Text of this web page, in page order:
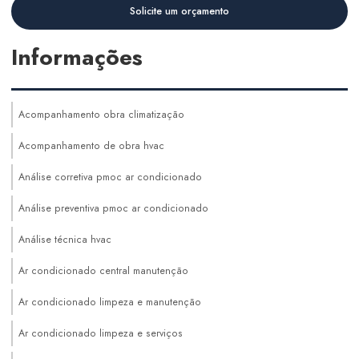
Solicite um orçamento
Informações
Acompanhamento obra climatização
Acompanhamento de obra hvac
Análise corretiva pmoc ar condicionado
Análise preventiva pmoc ar condicionado
Análise técnica hvac
Ar condicionado central manutenção
Ar condicionado limpeza e manutenção
Ar condicionado limpeza e serviços